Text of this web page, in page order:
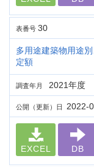
表番号 30
多用途建築物用途
定額
調査年月 2021年度
公開（更新）日 2022-
EXCEL DB